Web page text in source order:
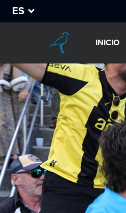
ES
INICIO